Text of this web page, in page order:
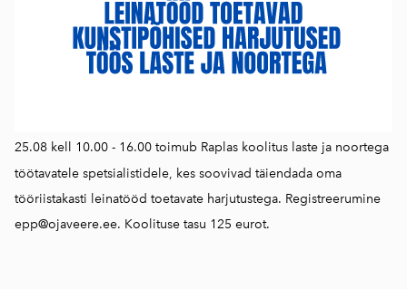
25.08 kell 10.00 - 16.00 toimub Raplas koolitus laste ja noortega
töötavatele spetsialistidele, kes soovivad täiendada oma
tööriistakasti leinatööd toetavate harjutustega. Registreerumine
epp@ojaveere.ee. Koolituse tasu 125 eurot.